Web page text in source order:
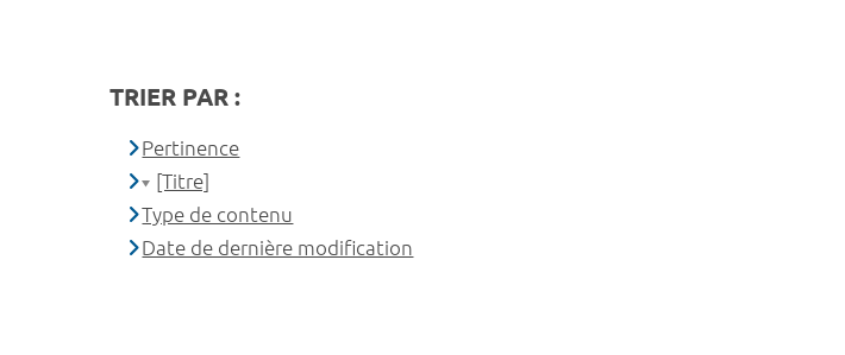
TRIER PAR :
Pertinence
[Titre]
Type de contenu
Date de dernière modification